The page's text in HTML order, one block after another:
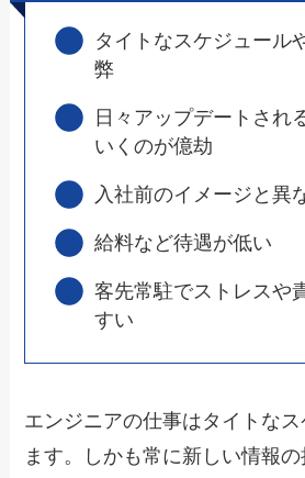
タイトなスケジュール
弊
日々アップデートされ
いくのが億劫
入社前のイメージと異
給料など待遇が低い
客先常駐でストレスや
すい
エンジニアの仕事はタイトな
ます。しかも常に新しい情報